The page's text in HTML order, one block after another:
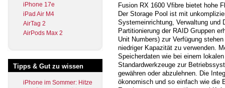
iPhone 17e
iPad Air M4
AirTag 2
AirPods Max 2
Tipps & Gut zu wissen
iPhone im Sommer: Hitze
Fusion RX 1600 Vfibre bietet hohe
Der Storage Pool ist mit
Systemeinrichtung, Verwaltung und
Partitionierung der RAID Gruppen
Unit Numbers) zur Verfügung
niedriger Kapazität zu verwenden.
Speicherdaten wie bei einem
Standardwerkzeuge zur
gewähren oder abzulehnen. Die
ökonomisch und so einfach wie die